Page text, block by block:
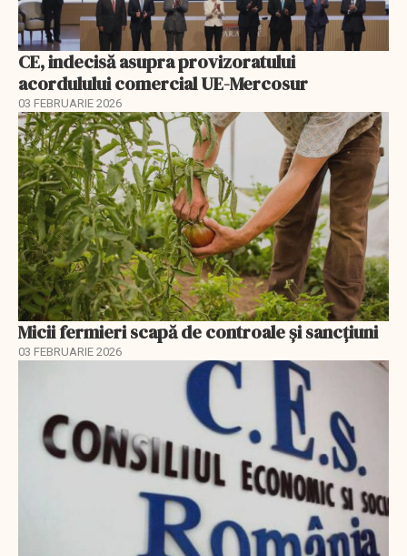
CE, indecisă asupra provizoratului
acordulului comercial UE-Mercosur
03 FEBRUARIE 2026
Micii fermieri scapă de controale și sancțiuni
03 FEBRUARIE 2026